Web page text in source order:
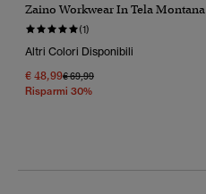
Zaino Workwear In Tela Montana
(1)
Altri Colori Disponibili
€ 48,99Prezzo Ridotto Da
€ 69,99A
Risparmi 30%